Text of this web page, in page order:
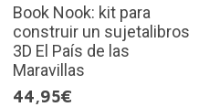
Book Nook: kit para
construir un sujetalibros
3D El País de las
Maravillas
44,95€